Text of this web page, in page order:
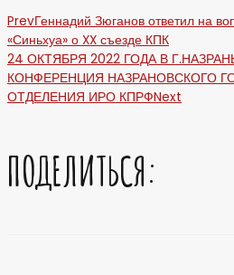
PrevГеннадий Зюганов ответил на
«Синьхуа» о XX съезде КПК
24 ОКТЯБРЯ 2022 ГОДА В
КОНФЕРЕНЦИЯ НАЗРАНОВСКОГО
ОТДЕЛЕНИЯ ИРО КПРФNext
ПОДЕЛИТЬСЯ: